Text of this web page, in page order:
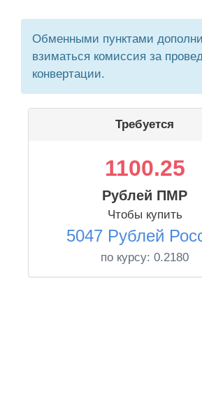
Обменными пунктами
взиматься комиссия за
конвертации.
Требуется
1100.25
Рублей ПМР
Чтобы купить
5047 Рублей
по курсу: 0.2180